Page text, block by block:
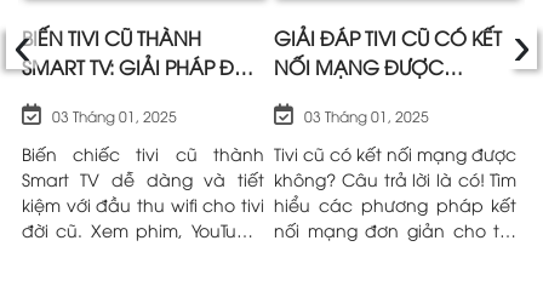
BIẾN TIVI CŨ THÀNH
SMART TV: GIẢI PHÁP ĐẦU
HIỆU QUẢ
03 Tháng 01, 2025
Biến chiếc tivi cũ thành
Smart TV dễ dàng và tiết
kiệm với đầu thu wifi cho tivi
đời cũ. Xem phim, YouTube,
GIẢI ĐÁP TIVI CŨ CÓ KẾT
NỐI MẠNG ĐƯỢC
03 Tháng 01, 2025
Tivi cũ có kết nối mạng được
không? Câu trả lời là có! Tìm
hiểu các phương pháp kết
nối mạng đơn giản cho tivi
‹ ›